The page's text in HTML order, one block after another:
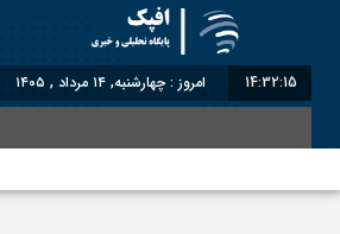
14:32:15 امروز : چهارشنبه, ۱۴ مرداد , ۱۴۰۵